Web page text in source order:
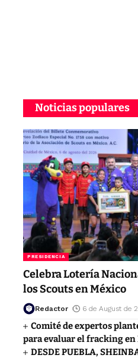
Noticias populares
PRESIDENCIA
Celebra Lotería
los Scouts en México
Redactor 6 de August de
Comité de expertos
para evaluar el fracking en
DESDE PUEBLA,